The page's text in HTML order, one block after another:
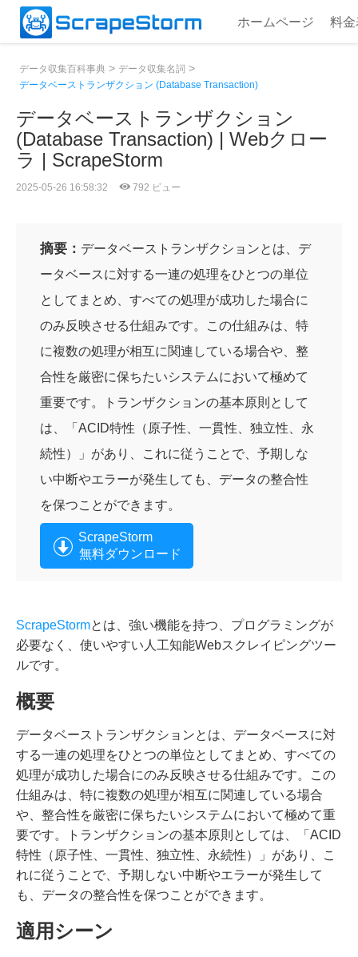
ホームページ 料金
データ収集百科事典 > データ収集名詞 >
データベーストランザクション (Database Transaction)
データベーストランザクション
(Database Transaction) | Webクロー
ラ | ScrapeStorm
2025-05-26 16:58:32 792 ビュー
摘要： データベーストランザクションとは、デ
ータベースに対する一連の処理をひとつの単位
としてまとめ、すべての処理が成功した場合に
のみ反映させる仕組みです。この仕組みは、特
に複数の処理が相互に関連している場合や、整
合性を厳密に保ちたいシステムにおいて極めて
重要です。トランザクションの基本原則として
は、「ACID特性（原子性、一貫性、独立性、永
続性）」があり、これに従うことで、予期しな
い中断やエラーが発生しても、データの整合性
を保つことができます。
ScrapeStorm
無料ダウンロード
ScrapeStormとは、強い機能を持つ、プログラミングが
必要なく、使いやすい人工知能Webスクレイピングツー
ルです。
概要
データベーストランザクションとは、データベースに対
する一連の処理をひとつの単位としてまとめ、すべての
処理が成功した場合にのみ反映させる仕組みです。この
仕組みは、特に複数の処理が相互に関連している場合
や、整合性を厳密に保ちたいシステムにおいて極めて重
要です。トランザクションの基本原則としては、「ACID
特性（原子性、一貫性、独立性、永続性）」があり、こ
れに従うことで、予期しない中断やエラーが発生して
も、データの整合性を保つことができます。
適用シーン